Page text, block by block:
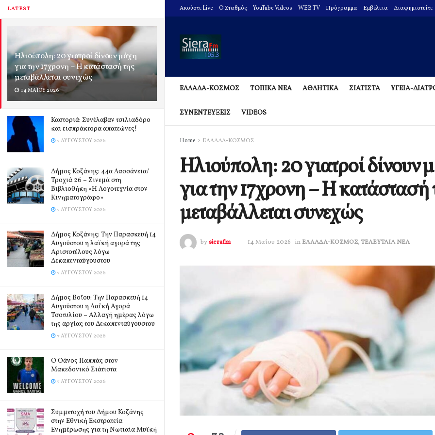
LATEST
Ηλιούπολη: 20 γιατροί δίνουν μάχη
για την 17χρονη – Η κατάστασή της
μεταβάλλεται συνεχώς
14 ΜΑΪ́ΟΥ 2026
Καστοριά: Συνέλαβαν τσιλιαδόρο
και εισπράκτορα απατεώνες!
7 ΑΥΓΟΎΣΤΟΥ 2026
Δήμος Κοζάνης: 44α Λασσάνεια/
Τροχιά 26 – Σινεμά στη
Βιβλιοθήκη «Η Λογοτεχνία στον
Κινηματογράφο»
7 ΑΥΓΟΎΣΤΟΥ 2026
Δήμος Κοζάνης: Την Παρασκευή 14
Αυγούστου η λαϊκή αγορά της
Αριστοτέλους λόγω
Δεκαπενταύγουστου
7 ΑΥΓΟΎΣΤΟΥ 2026
Δήμος Βοΐου: Την Παρασκευή 14
Αυγούστου η Λαϊκή Αγορά
Τσοτυλίου – Αλλαγή ημέρας λόγω
της αργίας του Δεκαπενταύγουστου
7 ΑΥΓΟΎΣΤΟΥ 2026
Ο Θάνος Παππάς στον
Μακεδονικό Σιάτιστα
7 ΑΥΓΟΎΣΤΟΥ 2026
Συμμετοχή του Δήμου Κοζάνης
στην Εθνική Εκστρατεία
Ενημέρωσης για τη Νωτιαία Μυϊκή
Ακούστε Live O Σταθμός YouTube Videos WEB TV Πρόγραμμα Εμβέλεια Διαφημιστείτε
ΕΛΛΑΔΑ-ΚΟΣΜΟΣ ΤΟΠΙΚΑ ΝΕΑ ΑΘΛΗΤΙΚΑ ΣΙΑΤΙΣΤΑ ΥΓΕΙΑ-
ΣΥΝΕΝΤΕΥΞΕΙΣ VIDEOS
Home ΕΛΛΑΔΑ-ΚΟΣΜΟΣ
Ηλιούπολη: 20 γιατροί δίνουν
για την 17χρονη – Η κατάστασή
μεταβάλλεται συνεχώς
by sierafm 14 Μαΐου 2026 in ΕΛΛΑΔΑ-ΚΟΣΜΟΣ, ΤΕΛΕΥΤΑΙΑ ΝΕΑ